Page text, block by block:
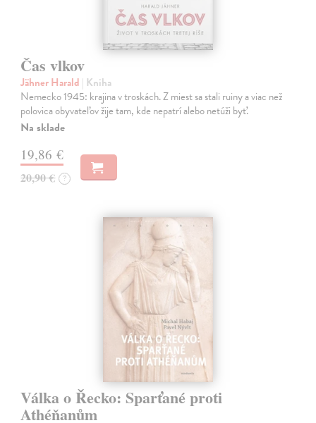
Čas vlkov
Jähner Harald | Kniha
Nemecko 1945: krajina v troskách. Z miest sa stali ruiny a viac než
polovica obyvateľov žije tam, kde nepatrí alebo netúži byť.
Na sklade
19,86 €
20,90 € ?
Válka o Řecko: Sparťané proti
Athéňanům